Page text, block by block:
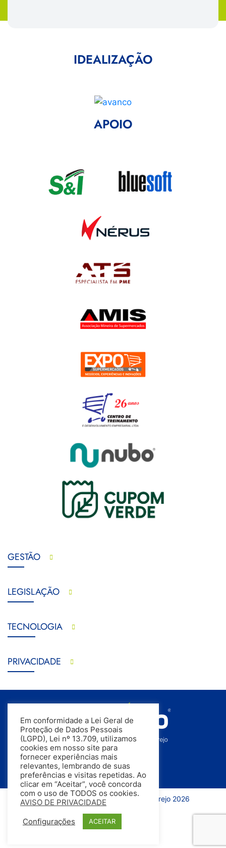
IDEALIZAÇÃO
APOIO
GESTÃO
LEGISLAÇÃO
TECNOLOGIA
PRIVACIDADE
Todos os direitos reservados | InfoVarejo 2026
Em conformidade a Lei Geral de
Proteção de Dados Pessoais
(LGPD), Lei nº 13.709, utilizamos
cookies em nosso site para
fornecer experiências mais
relevantes, lembrando de suas
preferências e visitas repetidas. Ao
clicar em “Aceitar”, você concorda
com o uso de TODOS os cookies.
AVISO DE PRIVACIDADE
Configurações ACEITAR